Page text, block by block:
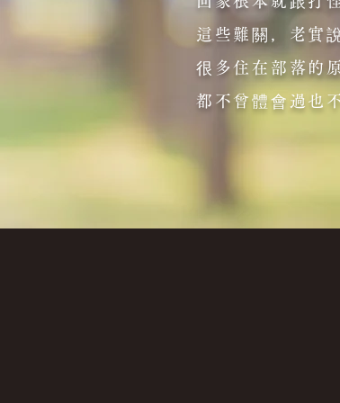
這些難關，老實
很多住在部落的
都不曾體會過也
在
我不
這